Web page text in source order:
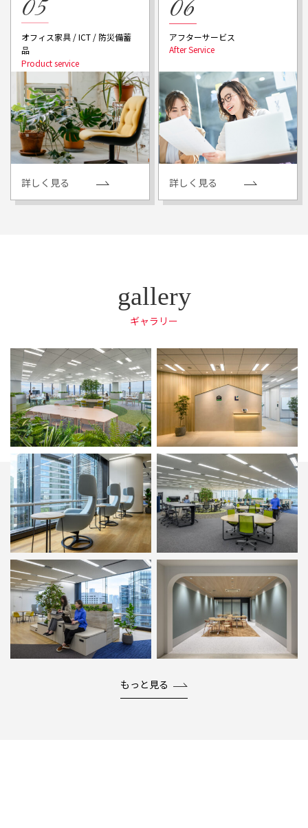
オフィス家具 / ICT / 防災備蓄
品
詳しく見る
アフターサービス
詳しく見る
ギャラリー
もっと見る